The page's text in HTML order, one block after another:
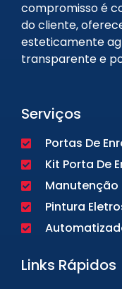
compromisso é
do cliente,
esteticamente
transparente e
Serviços
Portas De
Kit Porta De
Manutenção
Pintura
Links Rápidos